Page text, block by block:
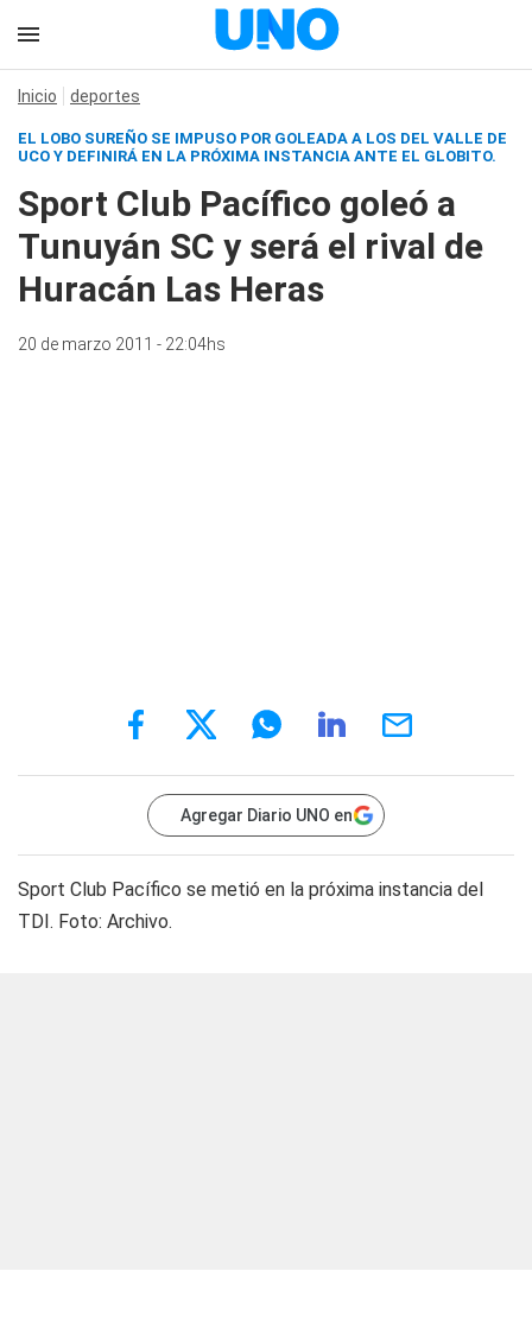
Inicio deportes
EL LOBO SUREÑO SE IMPUSO POR GOLEADA A LOS DEL VALLE DE
UCO Y DEFINIRÁ EN LA PRÓXIMA INSTANCIA ANTE EL GLOBITO.
Sport Club Pacífico goleó a
Tunuyán SC y será el rival de
Huracán Las Heras
20 de marzo 2011 - 22:04hs
Agregar Diario UNO en
Sport Club Pacífico se metió en la próxima instancia del
TDI. Foto: Archivo.